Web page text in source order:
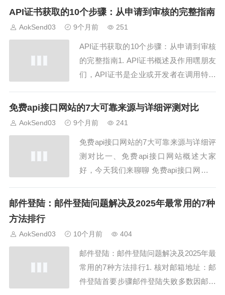
25年最受欢迎的6大热门数据源，并推荐
例实践。热门数据接口一：金融...
API证书获取的10个步骤：从申请到审核的完整指南
AokSend03 9个月前 251
API证书获取的10个步骤：从申请到审核
的完整指南1. API证书概述及作用嘿朋友
们，API证书是企业或开发者在调用特定
书确保接口调用合法、安全，同时保护数
书，实现安全高效的接口调...
免费api接口网站的7大可靠来源与详细评测对比
AokSend03 9个月前 241
免费api接口网站的7大可靠来源与详细评
测对比一、免费api接口网站概述大家
好，今天我们来聊聊 免费api接口网站。
和企业希望获取免费的接口资源，快速完
交、地图等，帮助开发者快速集成所需
功...
邮件登陆：邮件登陆问题解决及2025年最常用的7种
方法排行
AokSend03 10个月前 404
邮件登陆：邮件登陆问题解决及2025年最
常用的7种方法排行1. 核对邮箱地址：邮
件登陆首要步骤邮件登陆失败多数因邮箱